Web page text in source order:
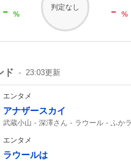
- %
判定なし -%
ド 23:03更新
エンタメ
アナザースカイ
武蔵小山 深澤さん ラウール
ふか
エンタメ
ラウールは